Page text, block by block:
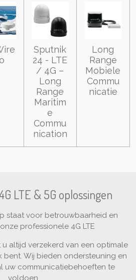
Sputnik
24 - LTE
/ 4G –
Long
Range
Maritim
e
Commu
nication
Long
Range
Mobiele
Commu
nicatie
LTE & 5G oplossingen
staat voor betrouwbaarheid en
professionele 4G LTE
u altijd verzekerd van een optimale
bent. Wij bieden ondersteuning en
uw communicatiebehoeften te
voldoen.